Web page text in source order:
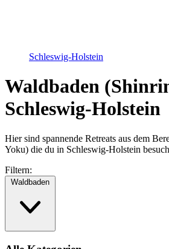
Schleswig-Holstein
Waldbaden
Schleswig-Holstein
Hier sind spannende Retreats aus dem
Yoku) die du in Schleswig-Holstein
Filtern:
Waldbaden